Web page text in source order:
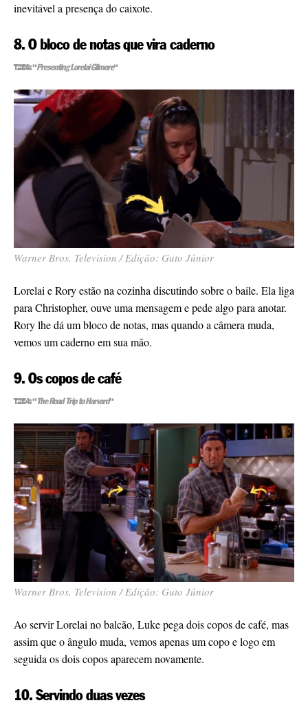
inevitável a presença do caixote.
8. O bloco de notas que vira caderno
T2E6: “Presenting Lorelai Gilmore“
Warner Bros. Television / Edição: Guto Júnior
Lorelai e Rory estão na cozinha discutindo sobre o baile. Ela liga
para Christopher, ouve uma mensagem e pede algo para anotar.
Rory lhe dá um bloco de notas, mas quando a câmera muda,
vemos um caderno em sua mão.
9. Os copos de café
T2E4: “The Road Trip to Harvard“
Warner Bros. Television / Edição: Guto Júnior
Ao servir Lorelai no balcão, Luke pega dois copos de café, mas
assim que o ângulo muda, vemos apenas um copo e logo em
seguida os dois copos aparecem novamente.
10. Servindo duas vezes